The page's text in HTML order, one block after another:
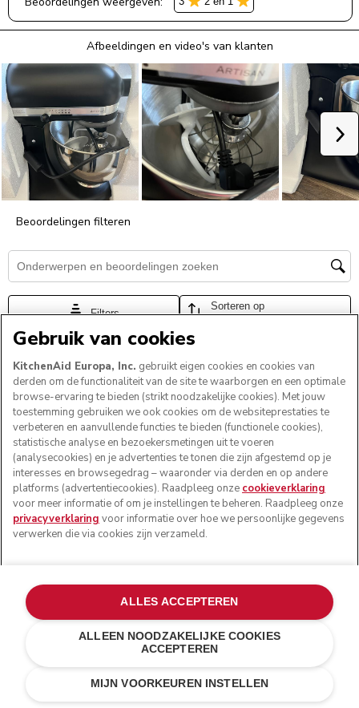
Kosten besparen€ 70,35
Gebruik van cookies
KitchenAid Europa, Inc. gebruikt eigen cookies en cookies van
derden om de functionaliteit van de site te waarborgen en een optimale
browse-ervaring te bieden (strikt noodzakelijke cookies). Met jouw
toestemming gebruiken we ook cookies om de websiteprestaties te
verbeteren en aanvullende functies te bieden (functionele cookies),
statistische analyse en bezoekersmetingen uit te voeren
(analysecookies) en je advertenties te tonen die zijn afgestemd op je
interesses en browsegedrag – waaronder via derden en op andere
platforms (advertentiecookies). Raadpleeg onze cookieverklaring
voor meer informatie of om je instellingen te beheren. Raadpleeg onze
privacyverklaring voor informatie over hoe we persoonlijke gegevens
verwerken die via cookies zijn verzameld.
MIJN VOORKEUREN INSTELLEN
ALLEEN NOODZAKELIJKE COOKIES
ACCEPTEREN
ALLES ACCEPTEREN